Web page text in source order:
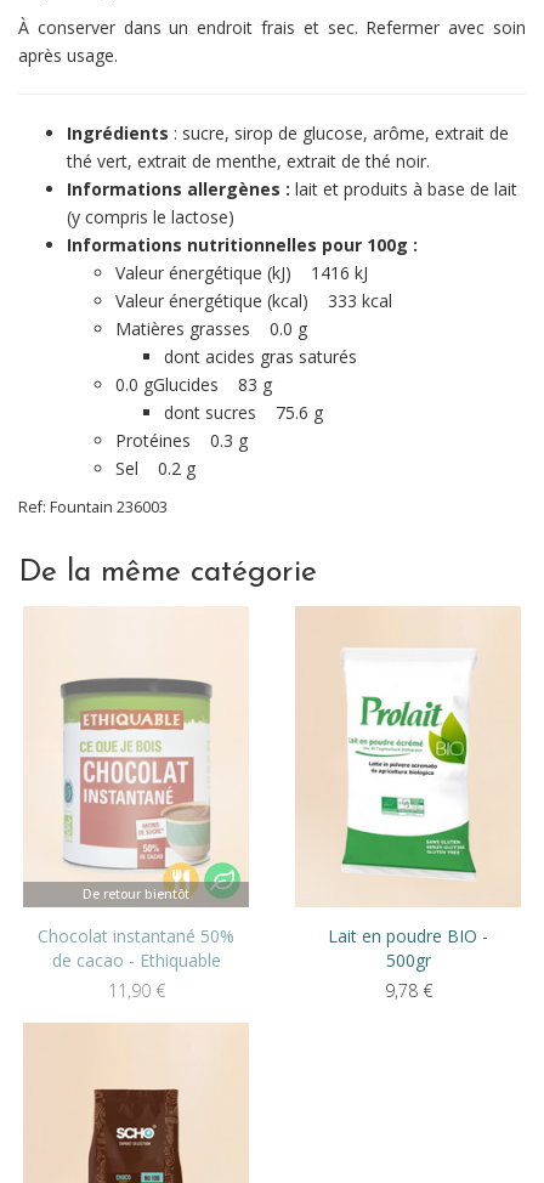
À conserver dans un endroit frais et sec. Refermer avec soin
après usage.
Ingrédients : sucre, sirop de glucose, arôme, extrait de
thé vert, extrait de menthe, extrait de thé noir.
Informations allergènes : lait et produits à base de lait
(y compris le lactose)
Informations nutritionnelles pour 100g :
Valeur énergétique (kJ) 1416 kJ
Valeur énergétique (kcal) 333 kcal
Matières grasses 0.0 g
dont acides gras saturés
0.0 gGlucides 83 g
dont sucres 75.6 g
Protéines 0.3 g
Sel 0.2 g
Ref: Fountain 236003
De la même catégorie
De retour bientôt
Chocolat instantané 50%
de cacao - Ethiquable
11,90 €
Lait en poudre BIO -
500gr
9,78 €